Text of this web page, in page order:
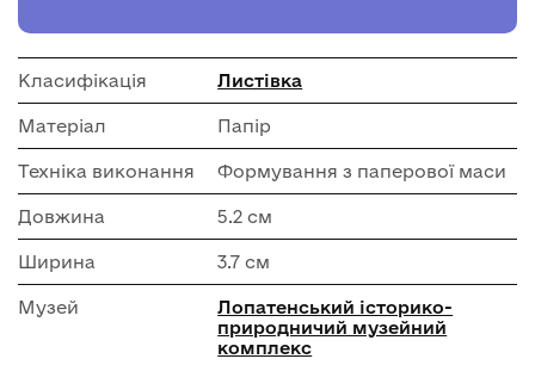
Класифікація Листівка
Матеріал Папір
Техніка виконання Формування з паперової маси
Довжина 5.2 см
Ширина 3.7 см
Музей
Лопатенський історико-
природничий музейний
комплекс